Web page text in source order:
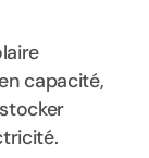
capacité,